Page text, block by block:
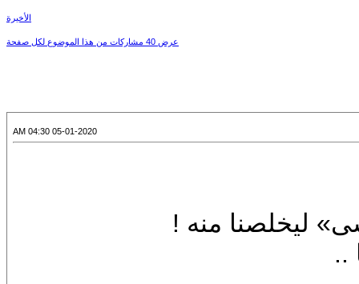
الأخيرة
عرض 40 مشاركات من هذا الموضوع لكل صفحة
05-01-2020 04:30 AM
ليخلصنا منه !
..